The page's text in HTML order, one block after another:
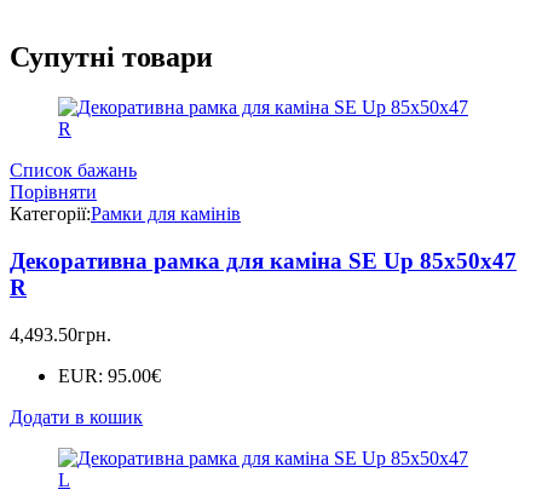
Супутні товари
Список бажань
Порівняти
Категорії:Рамки для камінів
Декоративна рамка для каміна SE Up 85х50х47
R
4,493.50грн.
EUR: 95.00€
Додати в кошик